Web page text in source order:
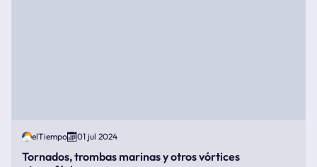
elTiempo 01 jul 2024
Tornados, trombas marinas y otros vórtices